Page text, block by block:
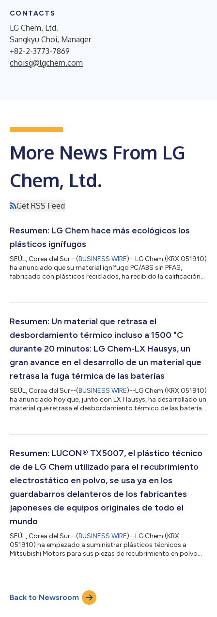
CONTACTS
LG Chem, Ltd.
Sangkyu Choi, Manager
+82-2-3773-7869
choisg@lgchem.com
More News From LG
Chem, Ltd.
Get RSS Feed
Resumen: LG Chem hace más ecológicos los
plásticos ignífugos
SEÚL, Corea del Sur--(BUSINESS WIRE)--LG Chem (KRX:051910)
ha anunciado que su material ignífugo PC/ABS sin PFAS,
fabricado con plásticos reciclados, ha recibido la calificación
alto de rendimiento ignífugo del sector, en el que la llama debe
verticalmente. El comunicado en el idioma original es la versión
Resumen: Un material que retrasa el
desbordamiento térmico incluso a 1500 °C
durante 20 minutos: LG Chem-LX Hausys, un
gran avance en el desarrollo de un material que
retrasa la fuga térmica de las baterías
SEÚL, Corea del Sur--(BUSINESS WIRE)--LG Chem (KRX:051910)
ha anunciado hoy que, junto con LX Hausys, ha desarrollado un
material que retrasa el desbordamiento térmico de las baterías
continua especial ignífugo (CFT especial ignífugo)» puede
que los termoplásticos ya existentes. Como resultado de la
Resumen: LUCON® TX5007, el plástico técnico
de de LG Chem utilizado para el recubrimiento
electrostático en polvo, se usa ya en los
guardabarros delanteros de los fabricantes
japoneses de equipos originales de todo el
mundo
SEÚL, Corea del Sur--(BUSINESS WIRE)--LG Chem (KRX:
051910) ha empezado a suministrar plásticos técnicos a
Mitsubishi Motors para sus piezas de recubrimiento en polvo
clave del diseño exterior, sino que también protege las ruedas
de la suciedad de la carretera. Por lo tanto, no sólo debe poseer
Back to Newsroom